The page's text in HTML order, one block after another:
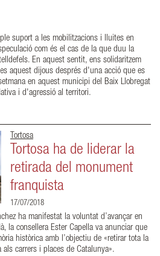
suport a les mobilitzacions i lluites en
com és el cas de la que duu la
En aquest sentit, ens solidaritzem
aquest dijous després d'una acció que es
en aquest municipi del Baix Llobregat
i d'agressió al territori.
Tortosa
Tortosa ha de liderar la
retirada del monument
franquista
17/07/2018
ha manifestat la voluntat d’avançar en
la consellera Ester Capella va anunciar que
històrica amb l’objectiu de «retirar tota la
carrers i places de Catalunya».